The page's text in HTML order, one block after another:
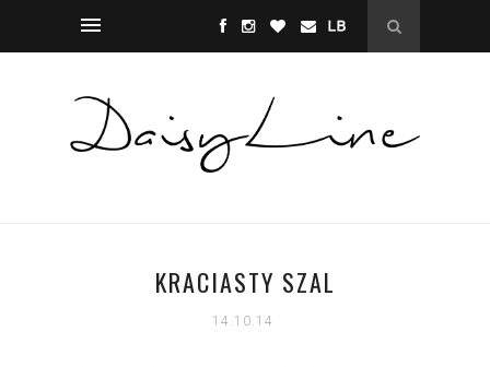
KRACIASTY SZAL
14.10.14